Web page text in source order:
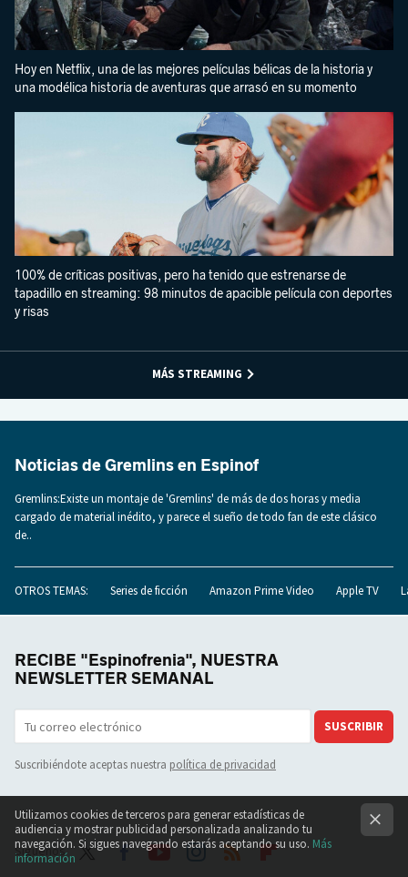
Hoy en Netflix, una de las mejores películas bélicas de la historia y
una modélica historia de aventuras que arrasó en su momento
100% de críticas positivas, pero ha tenido que estrenarse de
tapadillo en streaming: 98 minutos de apacible película con deportes
y risas
MÁS STREAMING
Noticias de Gremlins en Espinof
Gremlins:Existe un montaje de 'Gremlins' de más de dos horas y media
cargado de material inédito, y parece el sueño de todo fan de este clásico
de..
OTROS TEMAS: Series de ficción Amazon Prime Video Apple TV
RECIBE "Espinofrenia", NUESTRA
NEWSLETTER SEMANAL
SUSCRIBIR
Suscribiéndote aceptas nuestra política de privacidad
Síguenos
Utilizamos cookies de terceros para generar estadísticas de
audiencia y mostrar publicidad personalizada analizando tu
navegación. Si sigues navegando estarás aceptando su uso. Más
información